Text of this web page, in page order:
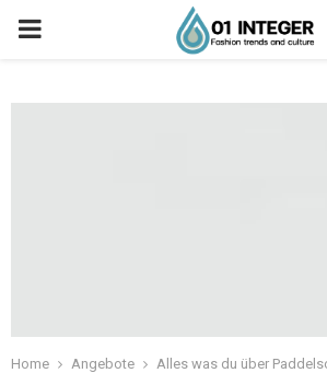
Home Angebote Alles was du über